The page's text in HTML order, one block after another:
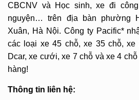
CBCNV và Học sinh, xe đi
nguyện… trên địa bàn phường
Xuân, Hà Nội. Công ty Pacific*
các loại xe 45 chỗ, xe 35 chỗ,
Dcar, xe cưới, xe 7 chỗ và xe 4
hàng!
Thông tin liên hệ: